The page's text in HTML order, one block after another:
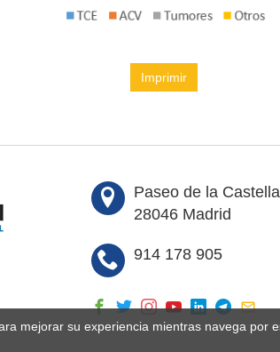
Imprimir
Paseo de la
28046 Madrid
914 178 905
mejorar su experiencia mientras navega